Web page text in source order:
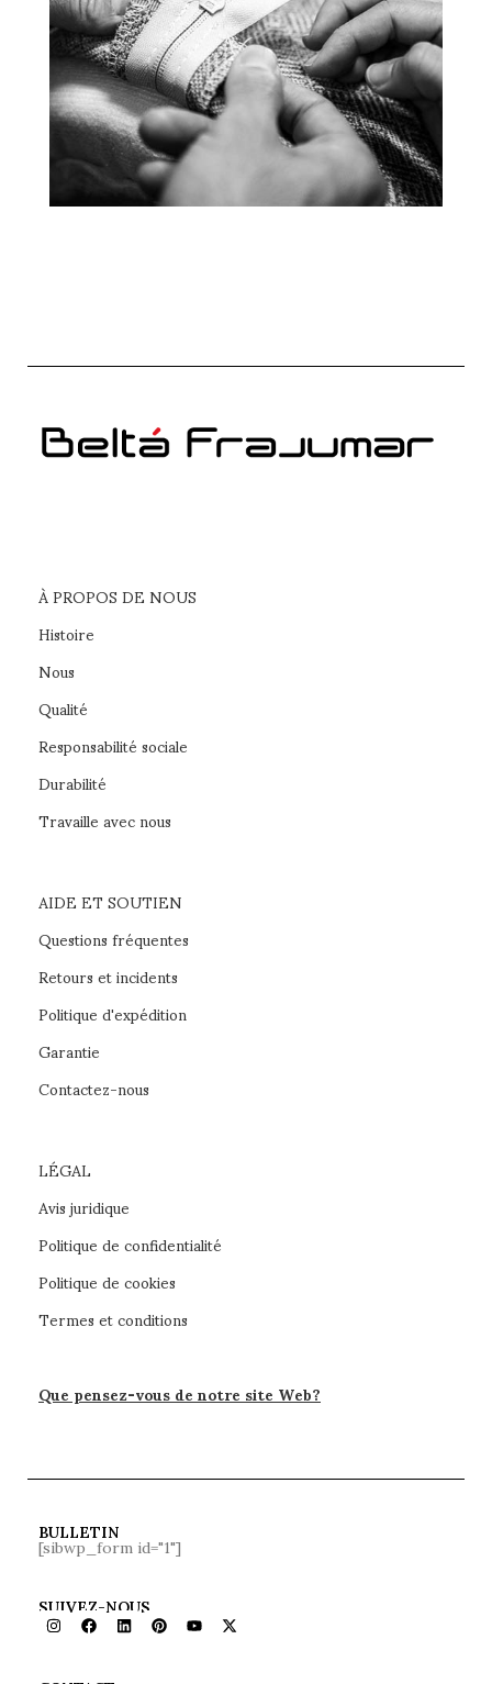
À PROPOS DE NOUS
Histoire
Nous
Qualité
Responsabilité sociale
Durabilité
Travaille avec nous
AIDE ET SOUTIEN
Questions fréquentes
Retours et incidents
Politique d'expédition
Garantie
Contactez-nous
LÉGAL
Avis juridique
Politique de confidentialité
Politique de cookies
Termes et conditions
Que pensez-vous de notre site Web?
BULLETIN
[sibwp_form id="1"]
SUIVEZ-NOUS